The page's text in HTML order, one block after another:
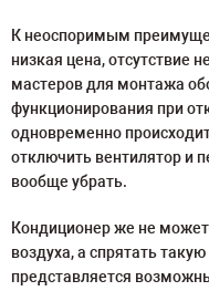
К неоспоримым
низкая цена, отсутствие
мастеров для монтажа
функционирования при
одновременно
отключить вентилятор и
вообще убрать.
Кондиционер же не
воздуха, а спрятать
представляется